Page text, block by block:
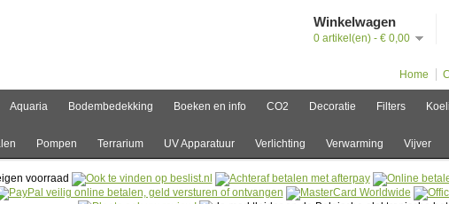
Winkelwagen
0 artikel(en) - € 0,00
Home
Aquaria Bodembedekking Boeken en info CO2 Decoratie Filters
Pompen Terrarium UV Apparatuur Verlichting Verwarming Vijver